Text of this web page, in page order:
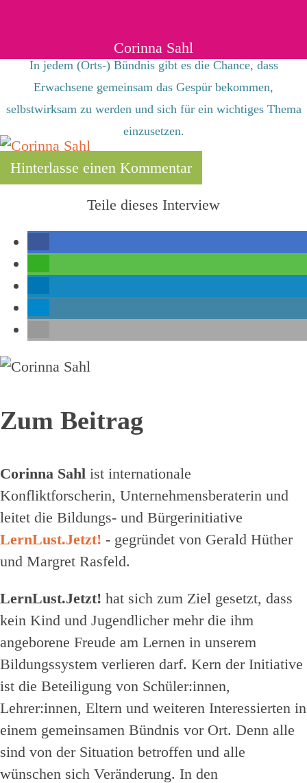
Corinna Sahl
In jedem (Orts-) Bündnis gibt es die Chance, dass
Erwachsene gemeinsam das Gespür bekommen,
selbstwirksam zu werden und sich für ein wichtiges Thema
einzusetzen.
Hinterlasse einen Kommentar
Teile dieses Interview
Zum Beitrag
Corinna Sahl ist internationale
Konfliktforscherin, Unternehmensberaterin und
leitet die Bildungs- und Bürgerinitiative
LernLust.Jetzt! - gegründet von Gerald Hüther
und Margret Rasfeld.
LernLust.Jetzt! hat sich zum Ziel gesetzt, dass
kein Kind und Jugendlicher mehr die ihm
angeborene Freude am Lernen in unserem
Bildungssystem verlieren darf. Kern der Initiative
ist die Beteiligung von Schüler:innen,
Lehrer:innen, Eltern und weiteren Interessierten in
einem gemeinsamen Bündnis vor Ort. Denn alle
sind von der Situation betroffen und alle
wünschen sich Veränderung. In den